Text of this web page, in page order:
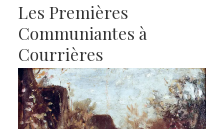
Les Premières
Communiantes à
Courrières